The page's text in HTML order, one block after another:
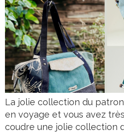
La jolie collection du
en voyage et vous avez
coudre une jolie collection